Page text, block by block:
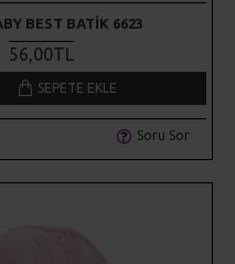
BEST BATIK 6623
56,00TL
SEPETE EKLE
Soru Sor